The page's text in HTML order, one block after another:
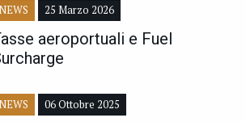
25 Marzo 2026
aeroportuali e Fuel
06 Ottobre 2025